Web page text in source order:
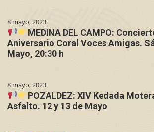
8 mayo, 2023
MEDINA DEL CAMPO:
Aniversario Coral Voces Amigas.
Mayo, 20:30 h
8 mayo, 2023
POZALDEZ: XIV Kedada
Asfalto. 12 y 13 de Mayo